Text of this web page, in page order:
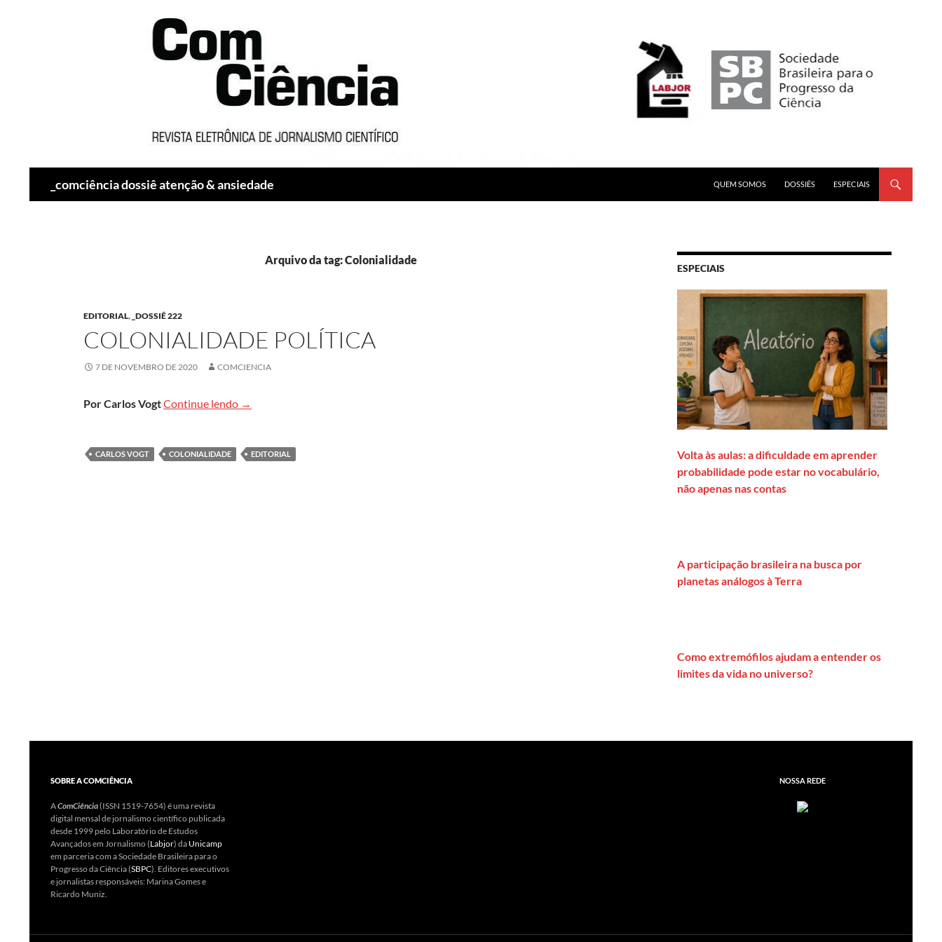
_comciência dossiê atenção & ansiedade
QUEM SOMOS
DOSSIÊS ESPECIAIS
Arquivo da tag: Colonialidade
EDITORIAL, _DOSSIÊ 222
COLONIALIDADE POLÍTICA
7 DE NOVEMBRO DE 2020 COMCIENCIA
Por Carlos VogtContinue lendo Colonialidade política
→
CARLOS VOGT COLONIALIDADE EDITORIAL
ESPECIAIS
Volta às aulas: a dificuldade em aprender
probabilidade pode estar no vocabulário,
não apenas nas contas
A participação brasileira na busca por
planetas análogos à Terra
Como extremófilos ajudam a entender os
limites da vida no universo?
SOBRE A COMCIÊNCIA
AComCiência(ISSN 1519-7654) é uma revista
digital mensal de jornalismo científico publicada
desde 1999 pelo Laboratório de Estudos
Avançados em Jornalismo (Labjor) da Unicamp
em parceria com a Sociedade Brasileira para o
Progresso da Ciência (SBPC). Editores executivos
e jornalistas responsáveis: Marina Gomes e
Ricardo Muniz.
NOSSA REDE